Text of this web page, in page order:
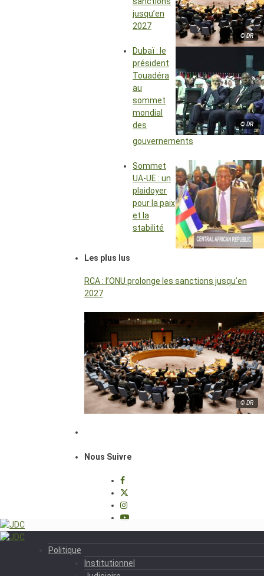
© DR
jusqu’en
2027
© DR
Dubaï : le
président
Touadéra
au
sommet
mondial
des
gouvernements
Sommet
UA-UE : un
plaidoyer
pour la paix
et la
stabilité
Les plus lus
RCA : l’ONU prolonge les sanctions jusqu’en
2027
© DR
Nous Suivre
Politique
Institutionnel